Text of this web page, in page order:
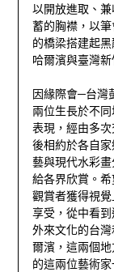
以開放進取、兼
蓄的胸襟，以
的橋梁搭建起黑
哈爾濱與臺灣
因緣際會─台灣
兩位生長於不
表現，經由多次
後相約於各自
藝與現代水彩畫
給各界欣賞。
觀賞者獲得視覺
享受，從中看
外來文化的台灣
爾濱，這兩個
的這兩位藝術家